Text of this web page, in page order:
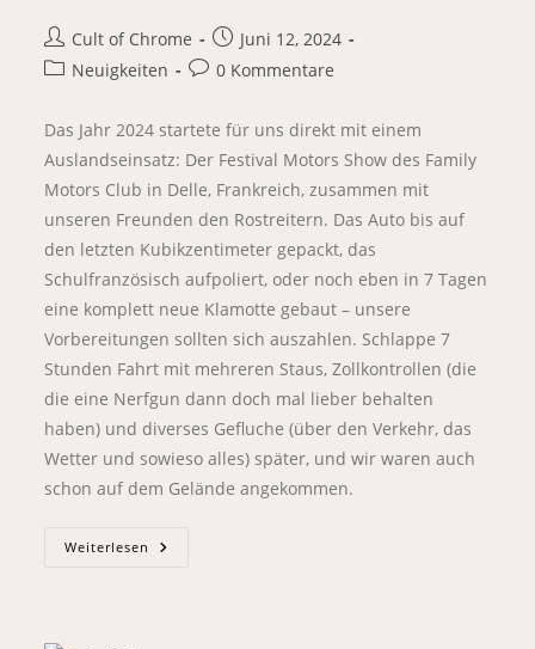
Cult of Chrome
Juni 12, 2024
Neuigkeiten
0 Kommentare
Das Jahr 2024 startete für uns direkt mit einem
Auslandseinsatz: Der Festival Motors Show des Family
Motors Club in Delle, Frankreich, zusammen mit
unseren Freunden den Rostreitern. Das Auto bis auf
den letzten Kubikzentimeter gepackt, das
Schulfranzösisch aufpoliert, oder noch eben in 7 Tagen
eine komplett neue Klamotte gebaut – unsere
Vorbereitungen sollten sich auszahlen. Schlappe 7
Stunden Fahrt mit mehreren Staus, Zollkontrollen (die
die eine Nerfgun dann doch mal lieber behalten
haben) und diverses Gefluche (über den Verkehr, das
Wetter und sowieso alles) später, und wir waren auch
schon auf dem Gelände angekommen.
Weiterlesen